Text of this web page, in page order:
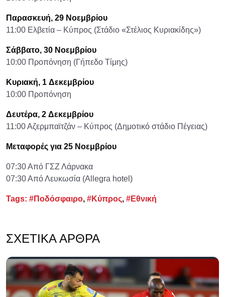
Παρασκευή, 29 Νοεμβρίου
11:00 Ελβετία – Κύπρος (Στάδιο «Στέλιος Κυριακίδης»)
Σάββατο, 30 Νοεμβρίου
10:00 Προπόνηση (Γήπεδο Τίμης)
Κυριακή, 1 Δεκεμβρίου
10:00 Προπόνηση
Δευτέρα, 2 Δεκεμβρίου
11:00 Αζερμπαϊτζάν – Κύπρος (Δημοτικό στάδιο Πέγειας)
Μεταφορές για 25 Νοεμβρίου
07:30 Από ΓΣΖ Λάρνακα
07:30 Από Λευκωσία (Allegra hotel)
Tags: #Ποδόσφαιρο, #Κύπρος, #Εθνική
ΣΧΕΤΙΚΆ ΆΡΘΡΑ